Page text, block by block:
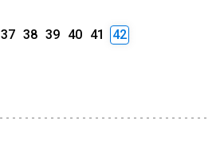
37 38 39 40 41 42